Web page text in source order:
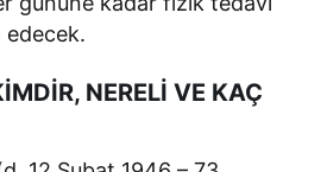
edecek.
NERELİ VE KAÇ